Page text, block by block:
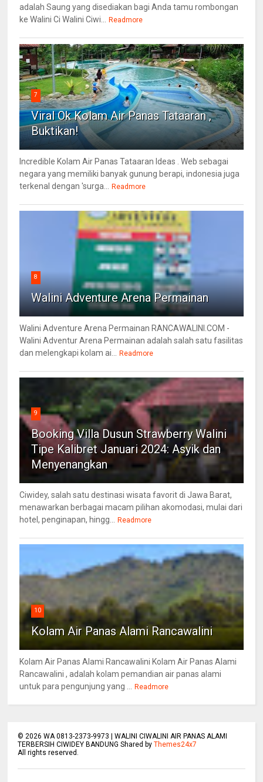
adalah Saung yang disediakan bagi Anda tamu rombongan
ke Walini Ci Walini Ciwi...
Readmore
7
Viral Ok Kolam Air Panas Tataaran ,
Buktikan!
Incredible Kolam Air Panas Tataaran Ideas . Web sebagai
negara yang memiliki banyak gunung berapi, indonesia juga
terkenal dengan 'surga...
Readmore
8
Walini Adventure Arena Permainan
Walini Adventure Arena Permainan RANCAWALINI.COM -
Walini Adventur Arena Permainan adalah salah satu fasilitas
dan melengkapi kolam ai...
Readmore
9
Booking Villa Dusun Strawberry Walini
Tipe Kalibret Januari 2024: Asyik dan
Menyenangkan
Ciwidey, salah satu destinasi wisata favorit di Jawa Barat,
menawarkan berbagai macam pilihan akomodasi, mulai dari
hotel, penginapan, hingg...
Readmore
10
Kolam Air Panas Alami Rancawalini
Kolam Air Panas Alami Rancawalini Kolam Air Panas Alami
Rancawalini , adalah kolam pemandian air panas alami
untuk para pengunjung yang ...
Readmore
© 2026 WA 0813-2373-9973 | WALINI CIWALINI AIR PANAS ALAMI
TERBERSIH CIWIDEY BANDUNG Shared byThemes24x7
All rights reserved.